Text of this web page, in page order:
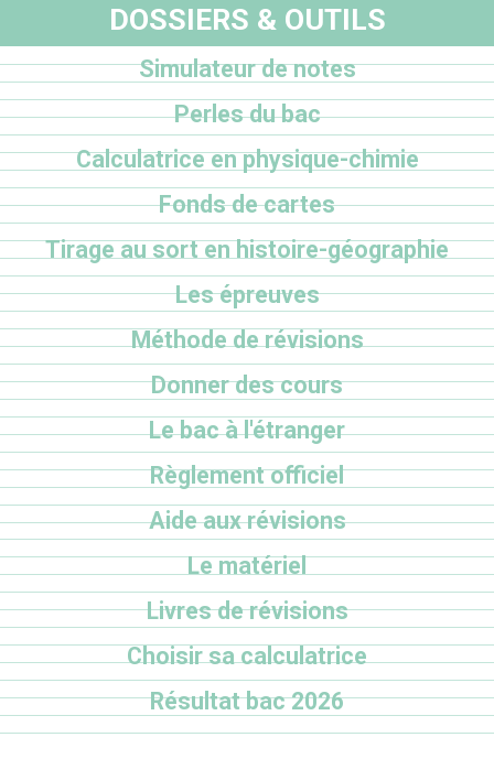
DOSSIERS & OUTILS
Simulateur de notes
Perles du bac
Calculatrice en physique-chimie
Fonds de cartes
Tirage au sort en histoire-géographie
Les épreuves
Méthode de révisions
Donner des cours
Le bac à l'étranger
Règlement officiel
Aide aux révisions
Le matériel
Livres de révisions
Choisir sa calculatrice
Résultat bac 2026